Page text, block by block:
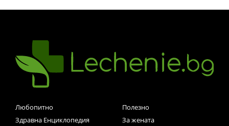
Любопитно
Полезно
Здравна Енциклопедия
За жената